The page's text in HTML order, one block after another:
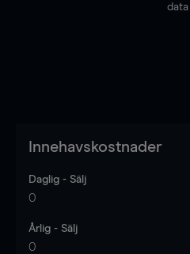
data
Innehavskostnader
Daglig - Sälj
0
Årlig - Sälj
0